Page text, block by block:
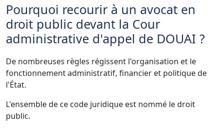
Pourquoi recourir à un avocat en
droit public devant la Cour
administrative d'appel de DOUAI ?
De nombreuses règles régissent l'organisation et le
fonctionnement administratif, financier et politique de
l'État.
L'ensemble de ce code juridique est nommé le droit
public.